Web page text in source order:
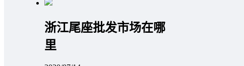
浙江尾座批发市场在哪
里